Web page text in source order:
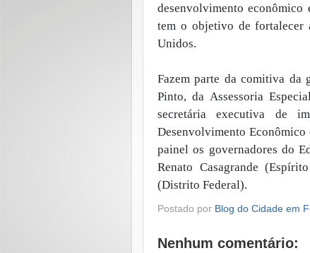
desenvolvimento
tem o objetivo de fortalecer
Unidos.
Fazem parte da comitiva da
Pinto, da Assessoria
secretária executiva de
Desenvolvimento
painel os governadores do
Renato Casagrande
(Distrito Federal).
Postado por Blog do Cidade em
Nenhum comentário: